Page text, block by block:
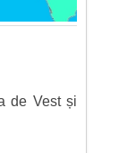
de Vest și